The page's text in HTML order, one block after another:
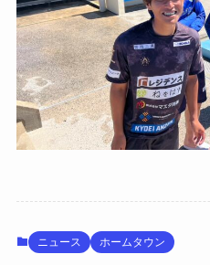
ニュース ホームタウン